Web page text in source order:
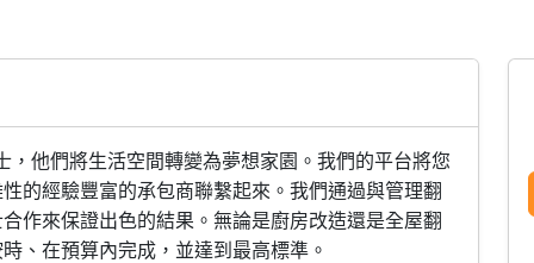
他們將生活空間轉變為夢想家園。我們的平台將您
的經驗豐富的承包商聯繫起來。我們通過與管理翻
作來保證出色的結果。無論是廚房改造還是全屋翻
、在預算內完成，並達到最高標準。